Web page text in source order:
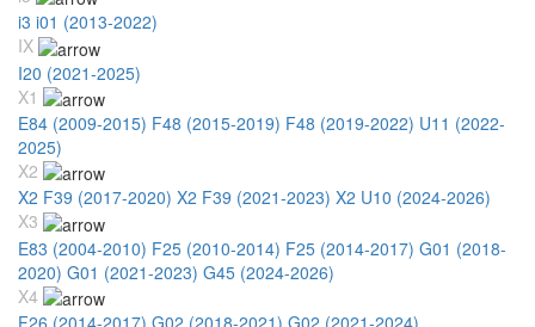
i3 i01 (2013-2022)
IX
I20 (2021-2025)
X1
E84 (2009-2015) F48 (2015-2019) F48 (2019-2022) U11 (2022-
2025)
X2
X2 F39 (2017-2020) X2 F39 (2021-2023) X2 U10 (2024-2026)
X3
E83 (2004-2010) F25 (2010-2014) F25 (2014-2017) G01 (2018-
2020) G01 (2021-2023) G45 (2024-2026)
X4